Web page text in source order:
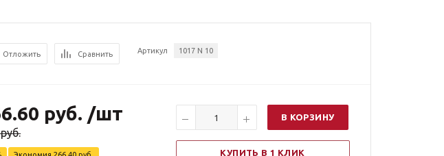
Отложить Сравнить Артикул 1017 N 10
руб. /шт В КОРЗИНУ
КУПИТЬ В 1 КЛИК